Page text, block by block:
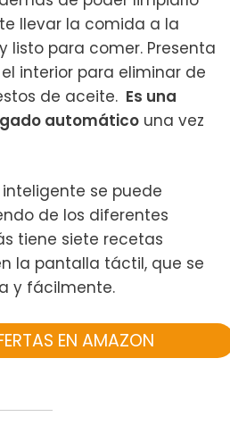
llevar la comida a la
listo para comer. Presenta
interior para eliminar de
de aceite. Es una
automático una vez
se puede
de los diferentes
tiene siete recetas
la pantalla táctil, que se
y fácilmente.
EN AMAZON